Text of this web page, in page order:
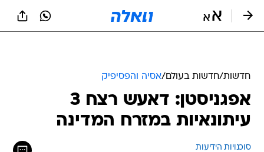
חדשות/חדשות בעולם/אסיה והפסיפיק
אפגניסטן: דאעש רצח 3
עיתונאיות במזרח המדינה
סוכנויות הידיעות